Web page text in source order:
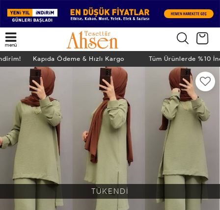
menü
Kapıda Ödeme & Hızlı Kargo Tüm Ürünlerde %10
TÜKENDİ